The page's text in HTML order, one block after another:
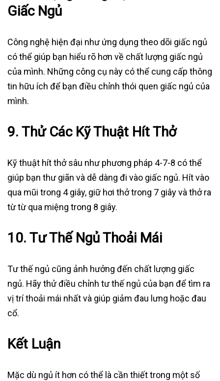
Giấc Ngủ
Công nghệ hiện đại như ứng dụng theo dõi giấc ngủ
có thể giúp bạn hiểu rõ hơn về chất lượng giấc ngủ
của mình. Những công cụ này có thể cung cấp thông
tin hữu ích để bạn điều chỉnh thói quen giấc ngủ của
mình.
9. Thử Các Kỹ Thuật Hít Thở
Kỹ thuật hít thở sâu như phương pháp 4-7-8 có thể
giúp bạn thư giãn và dễ dàng đi vào giấc ngủ. Hít vào
qua mũi trong 4 giây, giữ hơi thở trong 7 giây và thở ra
từ từ qua miệng trong 8 giây.
10. Tư Thế Ngủ Thoải Mái
Tư thế ngủ cũng ảnh hưởng đến chất lượng giấc
ngủ. Hãy thử điều chỉnh tư thế ngủ của bạn để tìm ra
vị trí thoải mái nhất và giúp giảm đau lưng hoặc đau
cổ.
Kết Luận
Mặc dù ngủ ít hơn có thể là cần thiết trong một số